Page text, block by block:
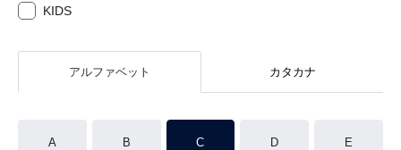
KIDS
アルファベット カタカナ
A B C D E